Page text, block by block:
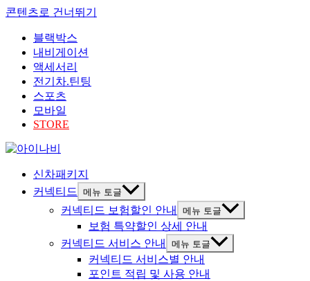
콘텐츠로 건너뛰기
블랙박스
내비게이션
액세서리
전기차.틴팅
스포츠
모바일
STORE
신차패키지
커넥티드
메뉴 토글
커넥티드 보험할인 안내 메뉴 토글
보험 특약할인 상세 안내
커넥티드 서비스 안내
메뉴 토글
커넥티드 서비스별 안내
포인트 적립 및 사용 안내